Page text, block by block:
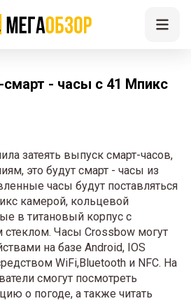
- часы с 41 Мпикс
затеять выпуск смарт-часов,
это будут смарт - часы из
часы будут поставляться
камерой, кольцевой
в титановый корпус с
Часы Crossbow могут
на базе Android, IOS
WiFi,Bluetooth и NFC. На
смогут посмотреть
о погоде, а также читать